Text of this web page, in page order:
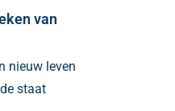
van
nieuw leven
staat